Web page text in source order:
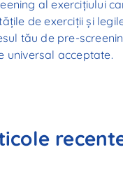
al exercițiului
de exerciții și
tău de pre-
universal acceptate.